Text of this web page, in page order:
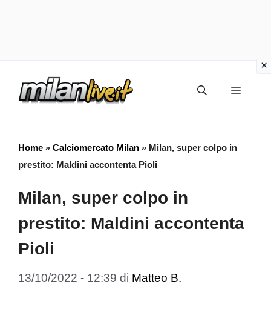
Menu
Home » Calciomercato Milan » Milan, super colpo in
prestito: Maldini accontenta Pioli
Milan, super colpo in
prestito: Maldini accontenta
Pioli
13/10/2022 - 12:39 di Matteo B.